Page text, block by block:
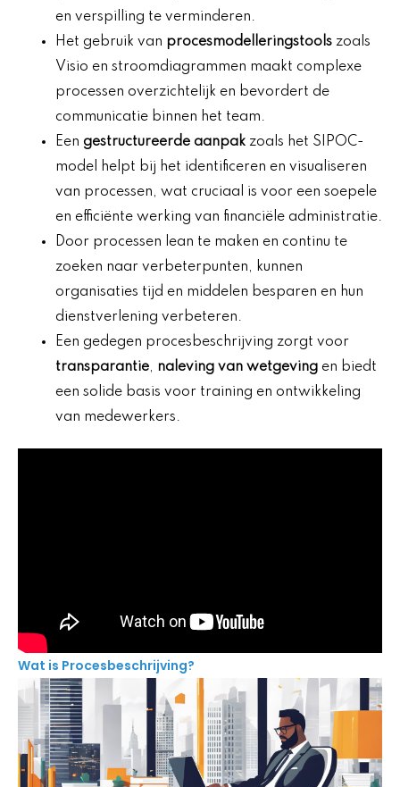
en verspilling te verminderen.
Het gebruik van procesmodelleringstools zoals
Visio en stroomdiagrammen maakt complexe
processen overzichtelijk en bevordert de
communicatie binnen het team.
Een gestructureerde aanpak zoals het SIPOC-
model helpt bij het identificeren en visualiseren
van processen, wat cruciaal is voor een soepele
en efficiënte werking van financiële administratie.
Door processen lean te maken en continu te
zoeken naar verbeterpunten, kunnen
organisaties tijd en middelen besparen en hun
dienstverlening verbeteren.
Een gedegen procesbeschrijving zorgt voor
transparantie, naleving van wetgeving en biedt
een solide basis voor training en ontwikkeling
van medewerkers.
Wat is Procesbeschrijving?